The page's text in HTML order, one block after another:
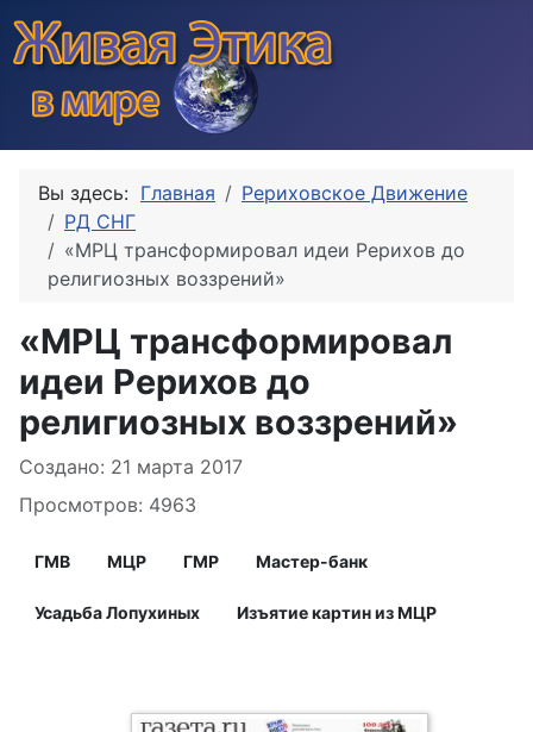
Вы здесь: Главная
Рериховское Движение
РД СНГ
«МРЦ трансформировал идеи Рерихов до
религиозных воззрений»
«МРЦ трансформировал
идеи Рерихов до
религиозных воззрений»
Информация о материале
Создано: 21 марта 2017
Просмотров: 4963
ГМВ МЦР ГМР Мастер-банк
Усадьба Лопухиных Изъятие картин из МЦР